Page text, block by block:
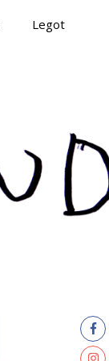
Legot